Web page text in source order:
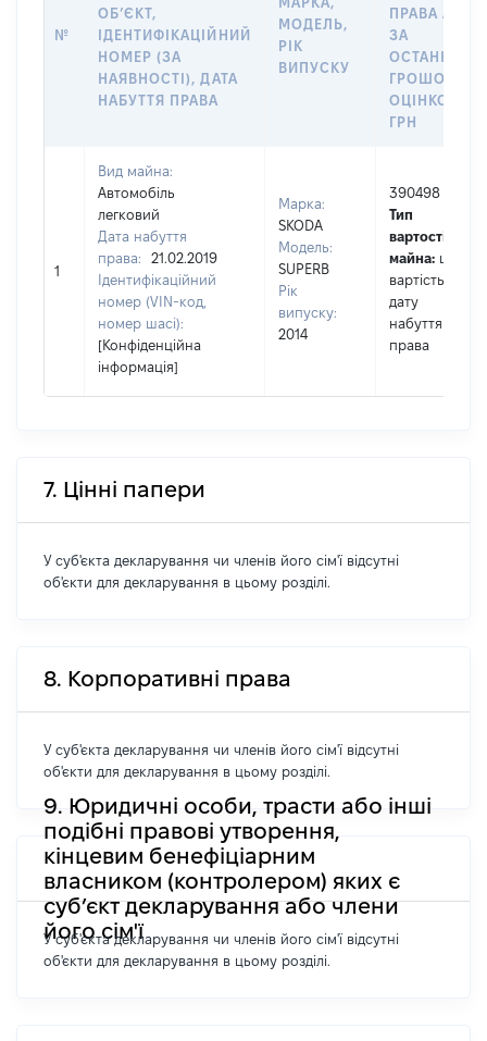
№
ОБʼЄКТ,
ІДЕНТИФІКАЦІЙНИЙ
НОМЕР (ЗА
НАЯВНОСТІ), ДАТА
НАБУТТЯ ПРАВА
МОДЕЛЬ,
РІК
ВИПУСКУ
ПРАВА АБО
ЗА
ГРОШОВОЮ
ОЦІНКОЮ,
ГРН
1
Вид майна:
Автомобіль
легковий
Дата набуття
права:
21.02.2019
Ідентифікаційний
номер (VIN-код,
номер шасі):
[Конфіденційна
інформація]
Марка:
SKODA
Модель:
SUPERB
Рік
випуску:
2014
390498
Тип
вартості
майна: це
вартість на
дату
набуття
права
7. Цінні папери
У суб'єкта декларування чи членів його сім'ї відсутні
об'єкти для декларування в цьому розділі.
8. Корпоративні права
У суб'єкта декларування чи членів його сім'ї відсутні
об'єкти для декларування в цьому розділі.
9. Юридичні особи, трасти або інші
подібні правові утворення,
кінцевим бенефіціарним
власником (контролером) яких є
суб’єкт декларування або члени
його сім'ї
У суб'єкта декларування чи членів його сім'ї відсутні
об'єкти для декларування в цьому розділі.